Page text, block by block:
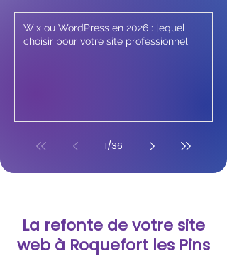
Wix ou WordPress en 2026 : lequel
choisir pour votre site professionnel
1/36
La refonte de votre site
web à Roquefort les Pins